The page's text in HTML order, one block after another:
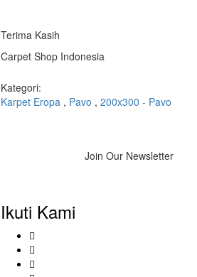
Terima Kasih
Carpet Shop Indonesia
Kategori:
Karpet Eropa , Pavo , 200x300 - Pavo
Join Our Newsletter
Ikuti Kami